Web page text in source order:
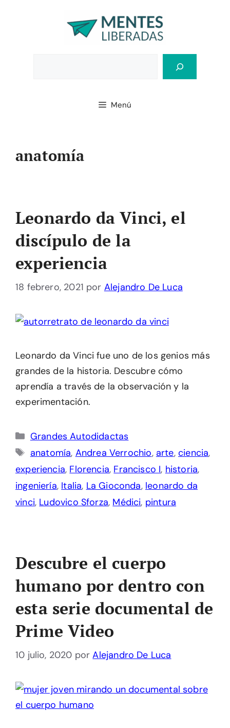
Menú
anatomía
Leonardo da Vinci, el
discípulo de la
experiencia
18 febrero, 2021 por Alejandro De Luca
Leonardo da Vinci fue uno de los genios más
grandes de la historia. Descubre cómo
aprendía a través de la observación y la
experimentación.
Categorías
Grandes Autodidactas
Etiquetas
anatomía, Andrea Verrochio, arte, ciencia,
experiencia, Florencia, Francisco I, historia,
ingeniería, Italia, La Gioconda, leonardo da
vinci, Ludovico Sforza, Médici, pintura
Descubre el cuerpo
humano por dentro con
esta serie documental de
Prime Video
10 julio, 2020 porAlejandro De Luca